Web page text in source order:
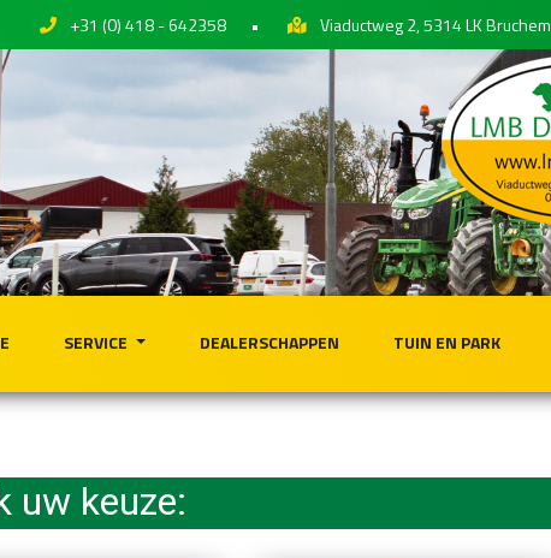
+31 (0) 418 - 642358 • Viaductweg 2, 5314 LK Bruchem
SERVICE DEALERSCHAPPEN TUIN EN PARK
uw keuze: